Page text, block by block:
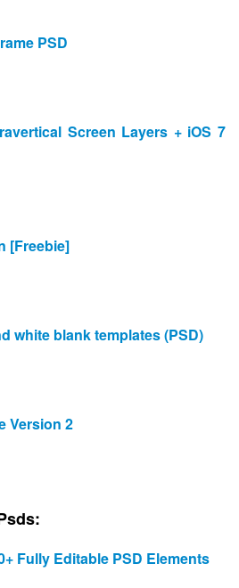
PSD
Screen Layers + iOS 7
[Freebie]
white blank templates (PSD)
Version 2
Fully Editable PSD Elements